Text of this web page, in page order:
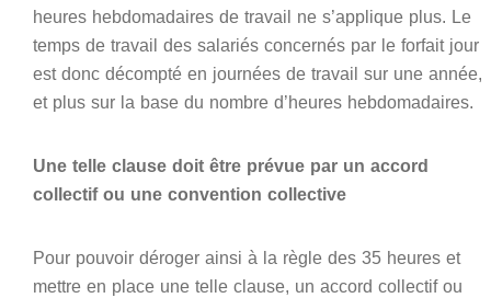
heures hebdomadaires de travail ne s’applique plus. Le
temps de travail des salariés concernés par le forfait jour
est donc décompté en journées de travail sur une année,
et plus sur la base du nombre d’heures hebdomadaires.
Une telle clause doit être prévue par un accord
collectif ou une convention collective
Pour pouvoir déroger ainsi à la règle des 35 heures et
mettre en place une telle clause, un accord collectif ou